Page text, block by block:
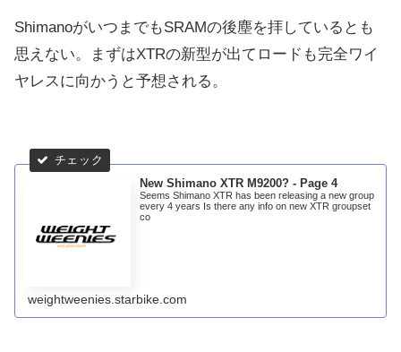
ShimanoがいつまでもSRAMの後塵を拝しているとも
思えない。まずはXTRの新型が出てロードも完全ワイ
ヤレスに向かうと予想される。
New Shimano XTR M9200? - Page 4
Seems Shimano XTR has been releasing a new group
every 4 years Is there any info on new XTR groupset
co
weightweenies.starbike.com